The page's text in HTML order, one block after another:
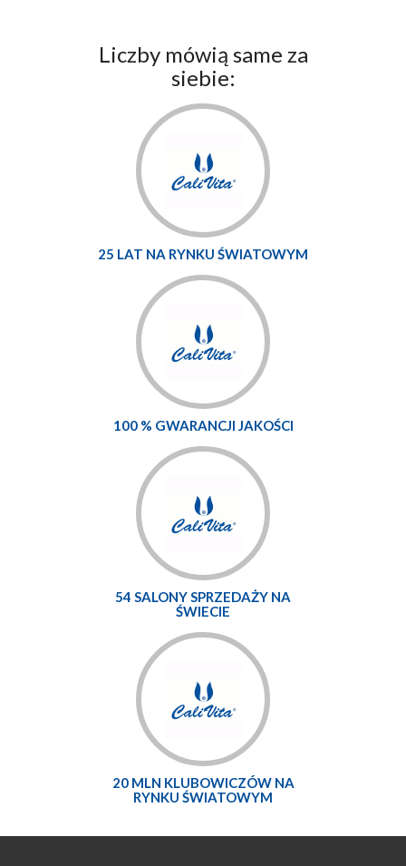
Liczby mówią same za
siebie:
25 LAT NA RYNKU ŚWIATOWYM
100 % GWARANCJI JAKOŚCI
54 SALONY SPRZEDAŻY NA
ŚWIECIE
20 MLN KLUBOWICZÓW NA
RYNKU ŚWIATOWYM